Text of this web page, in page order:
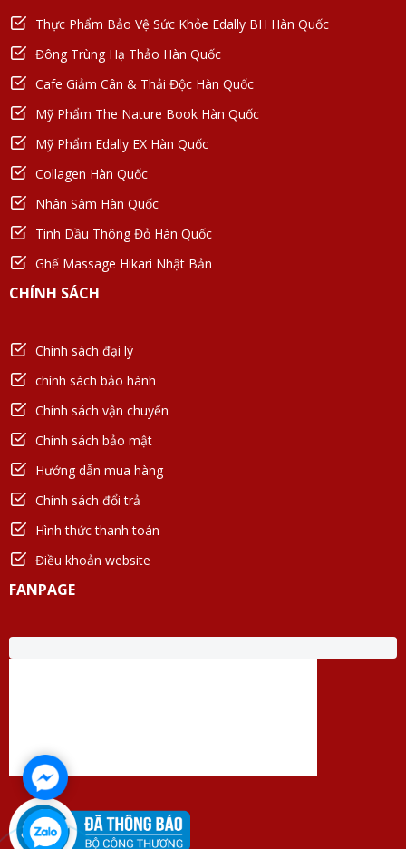
Thực Phẩm Bảo Vệ Sức Khỏe Edally BH Hàn Quốc
Đông Trùng Hạ Thảo Hàn Quốc
Cafe Giảm Cân & Thải Độc Hàn Quốc
Mỹ Phẩm The Nature Book Hàn Quốc
Mỹ Phẩm Edally EX Hàn Quốc
Collagen Hàn Quốc
Nhân Sâm Hàn Quốc
Tinh Dầu Thông Đỏ Hàn Quốc
Ghế Massage Hikari Nhật Bản
CHÍNH SÁCH
Chính sách đại lý
chính sách bảo hành
Chính sách vận chuyển
Chính sách bảo mật
Hướng dẫn mua hàng
Chính sách đổi trả
Hình thức thanh toán
Điều khoản website
FANPAGE